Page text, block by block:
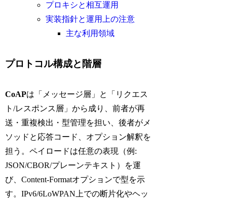
プロキシと相互運用
実装指針と運用上の注意
主な利用領域
プロトコル構成と階層
CoAPは「メッセージ層」と「リクエス
ト/レスポンス層」から成り、前者が再
送・重複検出・型管理を担い、後者がメ
ソッドと応答コード、オプション解釈を
担う。ペイロードは任意の表現（例:
JSON/CBOR/プレーンテキスト）を運
び、Content-Formatオプションで型を示
す。IPv6/6LoWPAN上での断片化やヘッ